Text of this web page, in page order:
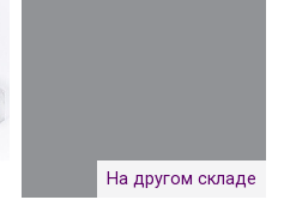
На другом складе